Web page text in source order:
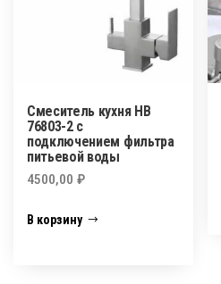
Смеситель кухня HB
76803-2 с
подключением фильтра
питьевой воды
4500,00 ₽
В корзину